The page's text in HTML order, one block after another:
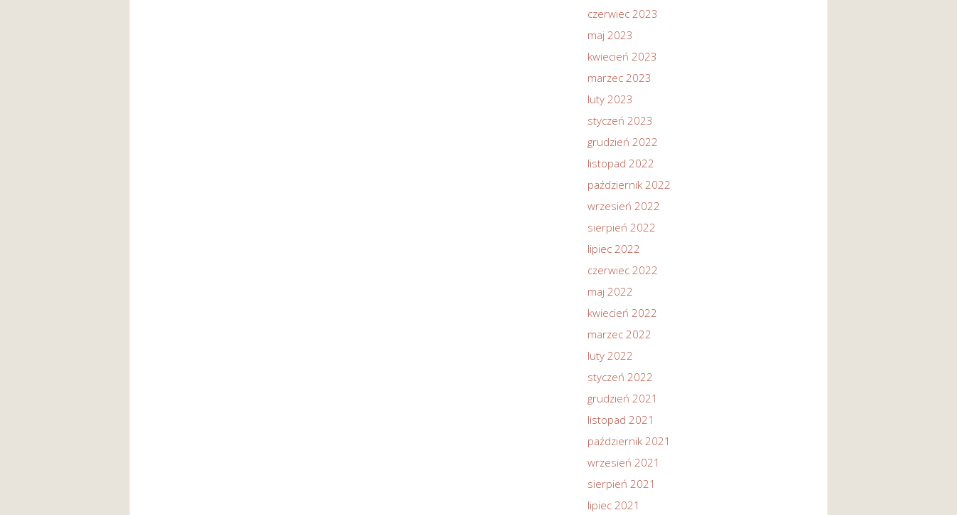
czerwiec 2023
maj 2023
kwiecień 2023
marzec 2023
luty 2023
styczeń 2023
grudzień 2022
listopad 2022
październik 2022
wrzesień 2022
sierpień 2022
lipiec 2022
czerwiec 2022
maj 2022
kwiecień 2022
marzec 2022
luty 2022
styczeń 2022
grudzień 2021
listopad 2021
październik 2021
wrzesień 2021
sierpień 2021
lipiec 2021